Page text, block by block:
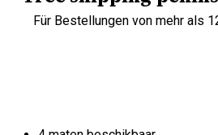
Für Bestellungen von mehr als